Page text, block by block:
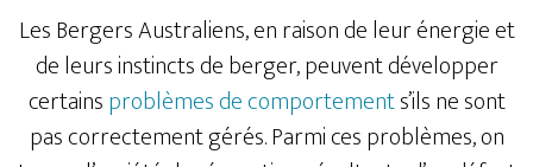
Les Bergers Australiens, en raison de leur énergie et
de leurs instincts de berger, peuvent développer
certainsproblèmes de comportements’ils ne sont
pas correctement gérés. Parmi ces problèmes, on